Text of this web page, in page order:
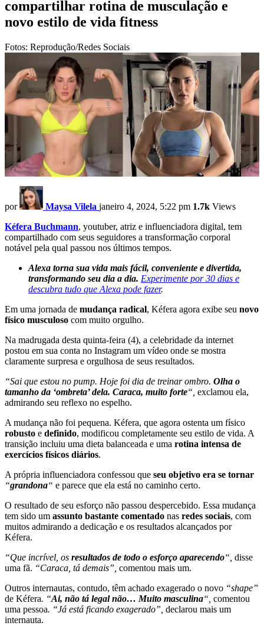
compartilhar rotina de musculação e
novo estilo de vida fitness
Fotos: Reprodução/Redes Sociais
por Maysa Vilela janeiro 4, 2024, 5:22 pm 1.7k Views
Kéfera Buchmann, youtuber, atriz e influenciadora digital, tem
compartilhado com seus seguidores a transformação corporal
notável pela qual passou nos últimos tempos.
Alexa torna sua vida mais fácil, conveniente e divertida,
transformando seu dia a dia. Experimente por 30 dias e
descubra tudo que Alexa pode fazer.
Em uma jornada de mudança radical, Kéfera agora exibe seu novo
físico musculoso com muito orgulho.
Na madrugada desta quinta-feira (4), a celebridade da internet
postou em sua conta no Instagram um vídeo onde se mostra
claramente surpresa e orgulhosa de seus resultados.
“Sai que estou no pump. Hoje foi dia de treinar ombro. Olha o
tamanho da ‘ombreta’ dela. Caraca, muito forte“, exclamou ela,
admirando seu reflexo no espelho.
A mudança não foi pequena. Kéfera, que agora ostenta um físico
robusto e definido, modificou completamente seu estilo de vida. A
transição incluiu uma dieta balanceada e uma rotina intensa de
exercícios físicos diários.
A própria influenciadora confessou que seu objetivo era se tornar
“grandona“ e parece que ela está no caminho certo.
O resultado de seu esforço não passou despercebido. Essa mudança
tem sido um assunto bastante comentado nas redes sociais, com
muitos admirando a dedicação e os resultados alcançados por
Kéfera.
“Que incrível, os resultados de todo o esforço aparecendo“, disse
uma fã. “Caraca, tá demais”, comentou mais um.
Outros internautas, contudo, têm achado exagerado o novo “shape”
de Kéfera. “Ai, não tá legal não… Muito masculina“, comentou
uma pessoa. “Já está ficando exagerado”, declarou mais um
internauta.